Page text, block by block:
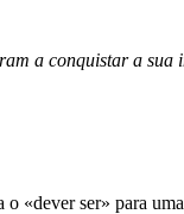
a conquistar a sua
«dever ser» para